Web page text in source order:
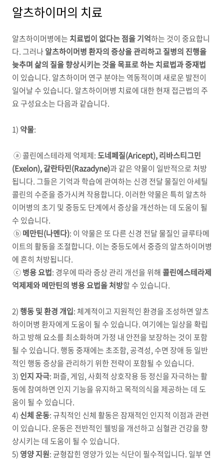
알츠하이머의 치료
알츠하이머병에는 치료법이 없다는 점을 기억하는 것이 중요합니
다. 그러나알츠하이머병 환자의 증상을 관리하고 질병의 진행을
늦추며 삶의 질을 향상시키는 것을 목표로 하는 치료법과 중재법
이 있습니다. 알츠하이머 연구 분야는 역동적이며 새로운 발전이
일어날 수 있습니다. 알츠하이머병 치료에 대한 현재 접근법의 주
요 구성요소는 다음과 같습니다.
1) 약물:
ⓐ 콜린에스테라제 억제제:도네페질(Aricept),리바스티그민
(Exelon),갈란타민(Razadyne)과 같은 약물이 일반적으로 처방
됩니다. 그들은 기억과 학습에 관여하는 신경 전달 물질인 아세틸
콜린의 수준을 증가시켜 작용합니다. 이러한 약물은 특히 알츠하
이머병의 초기 및 중등도 단계에서 증상을 개선하는 데 도움이 될
수 있습니다.
ⓑ메만틴(나멘다): 이 약물은 또 다른 신경 전달 물질인 글루타메
이트의 활동을 조절합니다. 이는 중등도에서 중증의 알츠하이머병
에 흔히 처방됩니다.
ⓒ병용 요법: 경우에 따라 증상 관리 개선을 위해콜린에스테라제
억제제와 메만틴의 병용 요법을 처방할 수 있습니다.
2)행동 및 환경 개입: 체계적이고 지원적인 환경을 조성하면 알츠
하이머병 환자에게 도움이 될 수 있습니다. 여기에는 일상을 확립
하고 방해 요소를 최소화하며 가정 내 안전을 보장하는 것이 포함
될 수 있습니다.행동 중재에는 초조함,공격성, 수면 장애 등 일반
적인 행동 증상을 관리하기 위한 전략이 포함될 수 있습니다.
3) 인지 자극:퍼즐, 게임,사회적 상호작용 등 정신을 자극하는 활
동에 참여하면 인지 기능을 유지하고 목적의식을 제공하는 데 도
움이 될 수 있습니다.
4) 신체 운동: 규칙적인 신체 활동은 잠재적인 인지적 이점과 관련
이 있습니다.운동은 전반적인 웰빙을 개선하고 심혈관 건강을 향
상시키는 데 도움이 될 수 있습니다.
5) 영양 지원:균형잡힌 영양가 있는 식단이 필수적입니다. 일부 연